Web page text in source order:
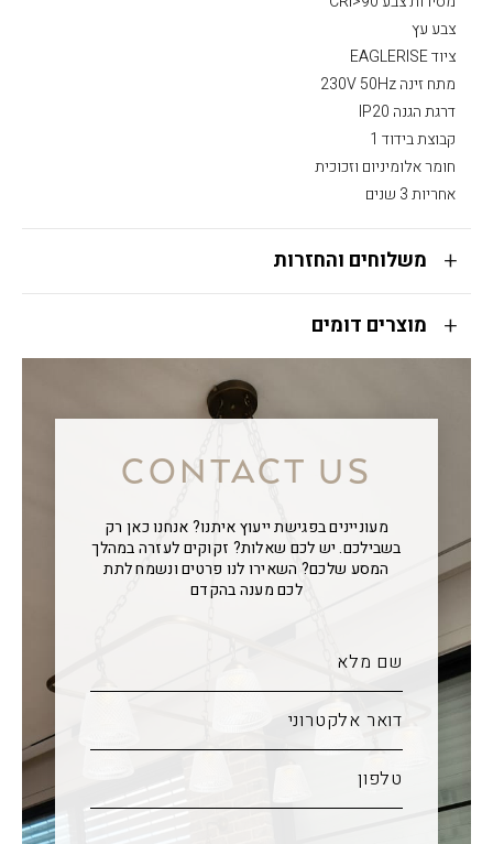
צבע עץ
ציוד EAGLERISE
מתח זינה 230V 50Hz
דרגת הגנה IP20
קבוצת בידוד 1
חומר אלומיניום וזכוכית
אחריות 3 שנים
משלוחים והחזרות
מוצרים דומים
CONTACT US
מעוניינים בפגישת ייעוץ איתנו? אנחנו כאן רק
בשבילכם. יש לכם שאלות? זקוקים לעזרה במהלך
המסע שלכם? השאירו לנו פרטים ונשמח לתת
לכם מענה בהקדם